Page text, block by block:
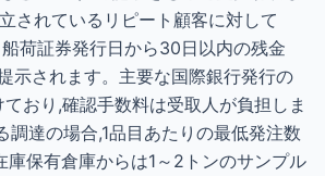
されているリピート顧客に対して
荷証券発行日から30日以内の残金
示されます。主要な国際銀行発行の
おり,確認手数料は受取人が負担しま
調達の場合,1品目あたりの最低発注数
庫保有倉庫からは1～2トンのサンプル